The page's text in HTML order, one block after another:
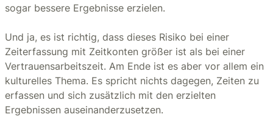
sogar bessere Ergebnisse erzielen.
Und ja, es ist richtig, dass dieses Risiko bei einer
Zeiterfassung mit Zeitkonten größer ist als bei einer
Vertrauensarbeitszeit. Am Ende ist es aber vor allem ein
kulturelles Thema. Es spricht nichts dagegen, Zeiten zu
erfassen und sich zusätzlich mit den erzielten
Ergebnissen auseinanderzusetzen.